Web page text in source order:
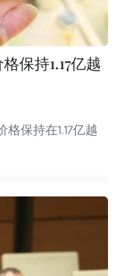
保持1.17亿越
保持在1.17亿越